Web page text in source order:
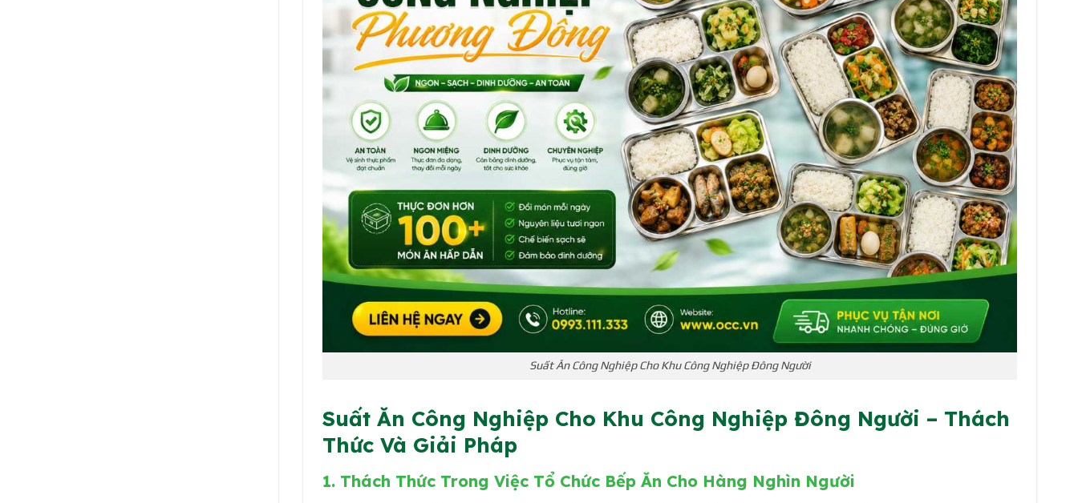
Suất Ăn Công Nghiệp Cho Khu Công Nghiệp Đông Người
Suất Ăn Công Nghiệp Cho Khu Công Nghiệp Đông Người – Thách
Thức Và Giải Pháp
1. Thách Thức Trong Việc Tổ Chức Bếp Ăn Cho Hàng Nghìn Người